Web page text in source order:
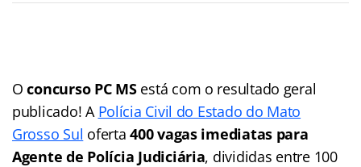
Oconcurso PC MSestá com o resultado geral
publicado! A Polícia Civil do Estado do Mato
Grosso Sul oferta400 vagas imediatas para
Agente de Polícia Judiciária, divididas entre 100